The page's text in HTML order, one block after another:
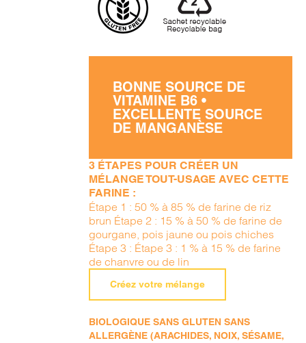
BONNE SOURCE DE
VITAMINE B6 •
EXCELLENTE SOURCE
DE MANGANÈSE
3 ÉTAPES POUR CRÉER UN
MÉLANGE TOUT-USAGE AVEC CETTE
FARINE :
Étape 1 : 50 % à 85 % de farine de riz
brun Étape 2 : 15 % à 50 % de farine de
gourgane, pois jaune ou pois chiches
Étape 3 : Étape 3 : 1 % à 15 % de farine
de chanvre ou de lin
Créez votre mélange
BIOLOGIQUE SANS GLUTEN SANS
ALLERGÈNE (ARACHIDES, NOIX, SÉSAME,